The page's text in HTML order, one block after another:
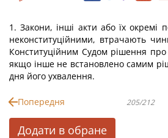
1. Закони, інші акти або їх окремі
неконституційними, втрачають
Конституційним Судом рішення про
якщо інше не встановлено самим
дня його ухвалення.
Попередня 205/212
Додати в обране